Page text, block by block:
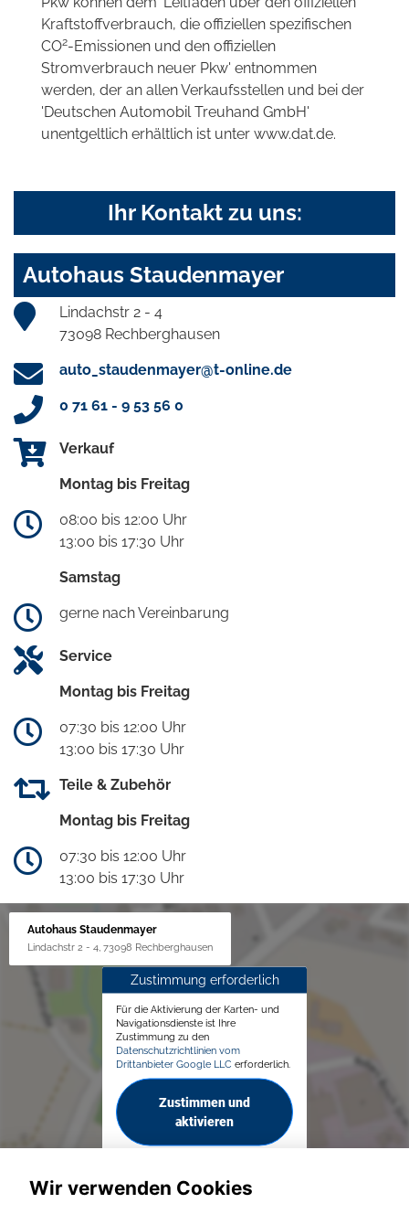
Kraftstoffverbrauch, die offiziellen spezifischen
CO2-Emissionen und den offiziellen
Stromverbrauch neuer Pkw' entnommen
werden, der an allen Verkaufsstellen und bei der
'Deutschen Automobil Treuhand GmbH'
unentgeltlich erhältlich ist unter www.dat.de.
Ihr Kontakt zu uns:
Autohaus Staudenmayer
Lindachstr 2 - 4
73098 Rechberghausen
auto_staudenmayer@t-online.de
0 71 61 - 9 53 56 0
Verkauf
Montag bis Freitag
08:00 bis 12:00 Uhr
13:00 bis 17:30 Uhr
Samstag
gerne nach Vereinbarung
Service
Montag bis Freitag
07:30 bis 12:00 Uhr
13:00 bis 17:30 Uhr
Teile & Zubehör
Montag bis Freitag
07:30 bis 12:00 Uhr
13:00 bis 17:30 Uhr
Autohaus Staudenmayer
Lindachstr 2 - 4, 73098 Rechberghausen
Zustimmung erforderlich
Für die Aktivierung der Karten- und
Navigationsdienste ist Ihre
Zustimmung zu den
Datenschutzrichtlinien vom
Drittanbieter Google LLC erforderlich.
Zustimmen und
aktivieren
Wir verwenden Cookies